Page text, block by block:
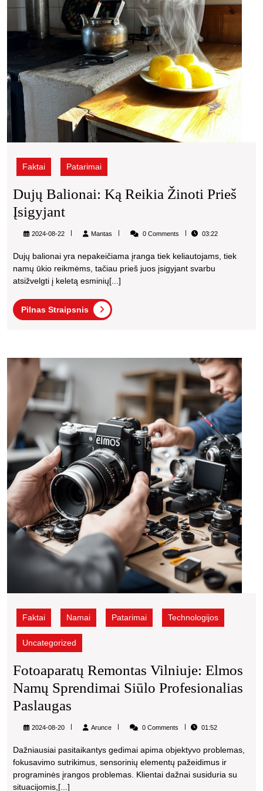
Faktai Patarimai
Dujų Balionai: Ką Reikia Žinoti Prieš
ĮsigyjantDujų
Balionai:
Reikia
Žinoti
Prieš
Įsigyjant
2024-08-22 Mantas Mantas 0 Comments 03:22
Dujų balionai yra nepakeičiama įranga tiek keliautojams, tiek
namų ūkio reikmėms, tačiau prieš juos įsigyjant svarbu
atsižvelgti į keletą esminių[...]
Pilnas Straipsnis
Pilnas
Straipsnis
namų
siūlo
Faktai Namai Patarimai Technologijos
Uncategorized
Fotoaparatų Remontas Vilniuje: Elmos
Namų Sprendimai Siūlo Profesionalias
Paslaugas
Remontas
Elmos
Namų
2024-08-20 ArunceArunce 0 Comments 01:52
Dažniausiai pasitaikantys gedimai apima objektyvo problemas,
fokusavimo sutrikimus, sensorinių elementų pažeidimus ir
programinės įrangos problemas. Klientai dažnai susiduria su
situacijomis,[...]